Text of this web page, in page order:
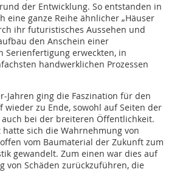
der Entwicklung. So entstanden in
eine ganze Reihe ähnlicher „Häuser
ihr futuristisches Aussehen und
den Anschein einer
Serienfertigung erweckten, in
handwerklichen Prozessen
Jahren ging die Faszination für den
wieder zu Ende, sowohl auf Seiten der
auch bei der breiteren Öffentlichkeit.
sich die Wahrnehmung von
vom Baumaterial der Zukunft zum
gewandelt. Zum einen war dies auf
von Schäden zurückzuführen, die